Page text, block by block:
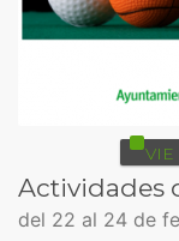
VIE
Actividades
del 22 al 24 de